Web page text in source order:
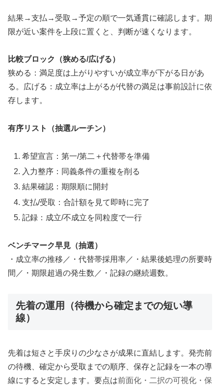
結果→支払→受取→予定の順で一気通貫に確認します。期
限が近い案件を上段に置くと、判断が速くなります。
比較ブロック（狭める/広げる）
狭める：満足度は上がりやすいが成立率が下がる日があ
る。広げる：成立率は上がるが代替の満足は事前設計に依
存します。
有序リスト（抽選ルーチン）
希望宣言：第一/第二＋代替帯を準備
入力整序：同義条件の重複を削る
結果確認：期限順に開封
支払/受取：合計額を見て即時に完了
記録：成立/不成立を同粒度で一行
ベンチマーク早見（抽選）
・成立率の推移／・代替帯採用率／・結果後処理の所要時
間／・期限超過の発生数／・記録の継続週数。
先着の運用（待機から確定までの短い導
線）
先着は短さと手戻りの少なさが成果に直結します。発売前
の待機、確定から受取までの順序、保存と記録を一本の導
線にすると安定します。要点は前面化・二択の可視化・保